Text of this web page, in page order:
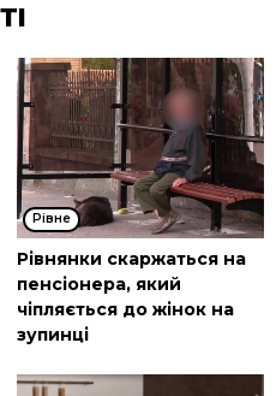
Рівне
Рівнянки скаржаться на
пенсіонера, який
чіпляється до жінок на
зупинці